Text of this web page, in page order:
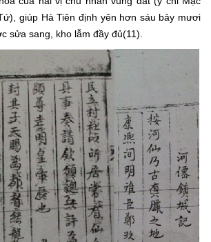
giúp Hà Tiên định yên hơn sáu bảy mươi
sửa sang, kho lẫm đầy đủ(11).